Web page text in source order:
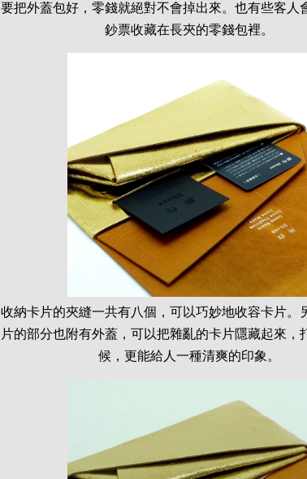
要把外蓋包好，零錢就絕對不會掉出來。也有些客人
鈔票收藏在長夾的零錢包裡。
收納卡片的夾縫一共有八個，可以巧妙地收容卡片。
片的部分也附有外蓋，可以把雜亂的卡片隱藏起來，
候，更能給人一種清爽的印象。